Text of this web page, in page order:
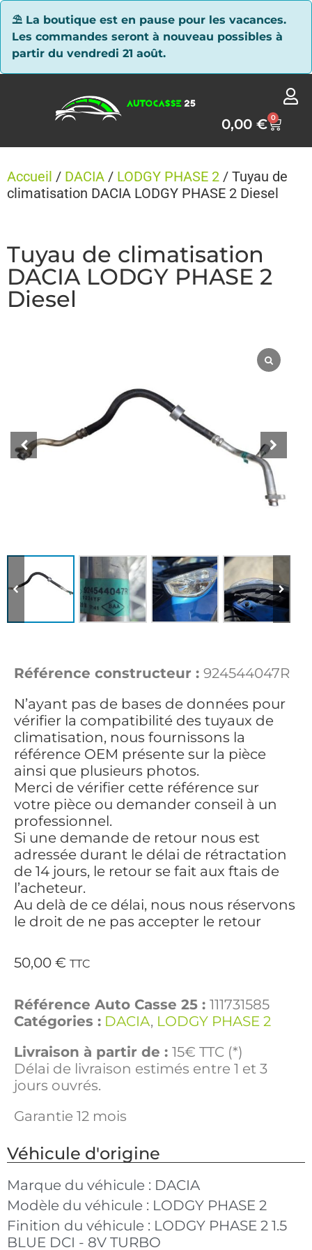
⛱ La boutique est en pause pour les vacances.
Les commandes seront à nouveau possibles à
partir du vendredi 21 août.
0,00€ 0
Accueil / DACIA / LODGY PHASE 2 / Tuyau de
climatisation DACIA LODGY PHASE 2 Diesel
Tuyau de climatisation
DACIA LODGY PHASE 2
Diesel
Référence constructeur : 924544047R
N’ayant pas de bases de données pour
vérifier la compatibilité des tuyaux de
climatisation, nous fournissons la
référence OEM présente sur la pièce
ainsi que plusieurs photos.
Merci de vérifier cette référence sur
votre pièce ou demander conseil à un
professionnel.
Si une demande de retour nous est
adressée durant le délai de rétractation
de 14 jours, le retour se fait aux ftais de
l’acheteur.
Au delà de ce délai, nous nous réservons
le droit de ne pas accepter le retour
50,00 € TTC
Référence Auto Casse 25 : 111731585
Catégories : DACIA, LODGY PHASE 2
Livraison à partir de : 15€ TTC (*)
Délai de livraison estimés entre 1 et 3
jours ouvrés.
Garantie 12 mois
Véhicule d'origine
Marque du véhicule : DACIA
Modèle du véhicule : LODGY PHASE 2
Finition du véhicule : LODGY PHASE 2 1.5
BLUE DCI - 8V TURBO
Panneau de gestion des cookies